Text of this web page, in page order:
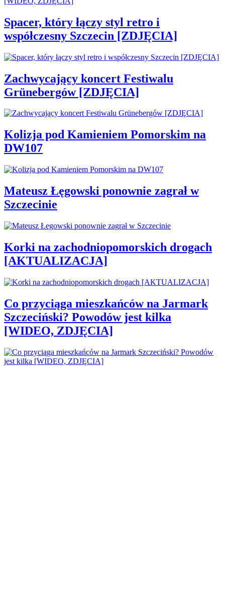
Spacer, który łączy styl retro i
współczesny Szczecin [ZDJĘCIA]
Zachwycający koncert Festiwalu
Grünebergów [ZDJĘCIA]
Kolizja pod Kamieniem Pomorskim na
DW107
Mateusz Łęgowski ponownie zagrał w
Szczecinie
Korki na zachodniopomorskich drogach
[AKTUALIZACJA]
Co przyciąga mieszkańców na Jarmark
Szczeciński? Powodów jest kilka
[WIDEO, ZDJĘCIA]